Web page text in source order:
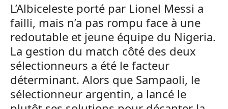
L’Albiceleste porté par Lionel Messi a
failli, mais n’a pas rompu face à une
redoutable et jeune équipe du Nigeria.
La gestion du match côté des deux
sélectionneurs a été le facteur
déterminant. Alors que Sampaoli, le
sélectionneur argentin, a lancé le